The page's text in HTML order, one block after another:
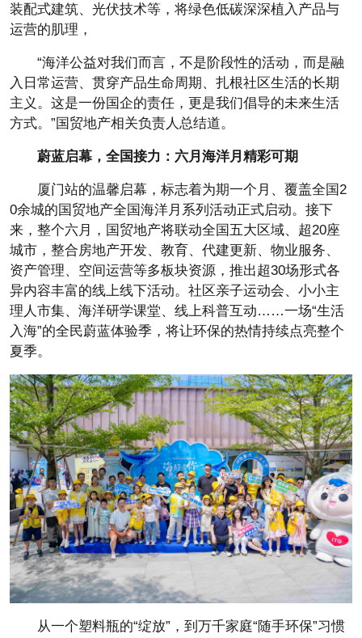
装配式建筑、 光伏技术等，将绿色低碳深深植入产品与
运营的肌理，
“海洋公益对我们而言，不是阶段性的活动，而是融
入日常运营、贯穿产品生命周期、扎根社区生活的长期
主义。这是一份国企的责任，更是我们倡导的未来生活
方式。”国贸地产相关负责人总结道。
蔚蓝启幕，全国接力：六月海洋月精彩可期
厦门站的温馨启幕，标志着为期一个月、覆盖全国2
0余城的国贸地产全国海洋月系列活动正式启动。接下
来，整个六月，国贸地产将联动全国五大区域、超20座
城市，整合房地产开发、教育、代建更新、物业服务、
资产管理、空间运营等多板块资源，推出超30场形式各
异内容丰富的线上线下活动。社区亲子运动会、小小主
理人市集、海洋研学课堂、线上科普互动……一场“生活
入海”的全民蔚蓝体验季，将让环保的热情持续点亮整个
夏季。
从一个塑料瓶的“绽放”，到万千家庭“随手环保”习惯